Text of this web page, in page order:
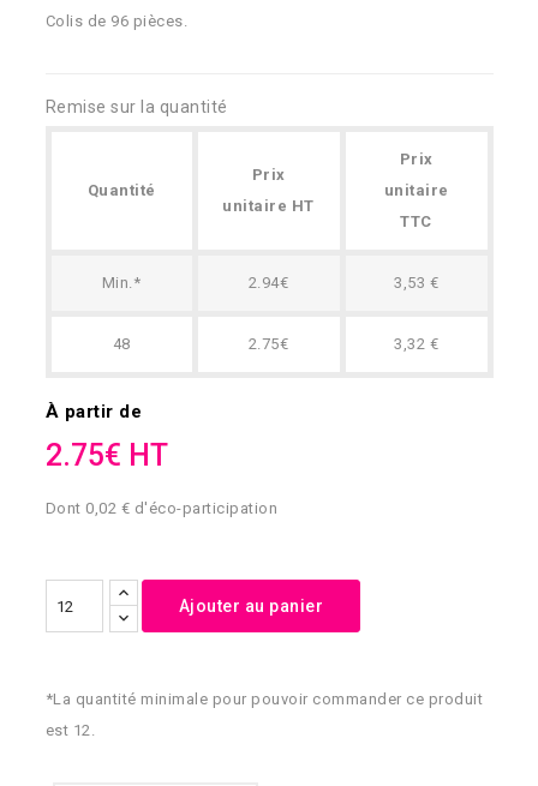
Colis de 96 pièces.
Remise sur la quantité
Quantité
Prix
unitaire HT
Prix
unitaire
TTC
Min.* 2.94€ 3,53 €
48 2.75€ 3,32 €
À partir de
2.75€ HT
Dont 0,02 € d'éco-participation
Ajouter au panier
*La quantité minimale pour pouvoir commander ce produit
est 12.